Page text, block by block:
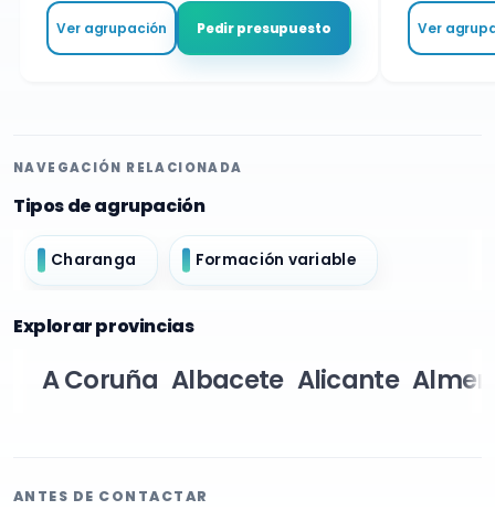
Ver agrupación Pedir presupuesto Ver
NAVEGACIÓN RELACIONADA
Tipos de agrupación
Charanga Formación variable
Explorar provincias
A Coruña Albacete Alicante
ANTES DE CONTACTAR